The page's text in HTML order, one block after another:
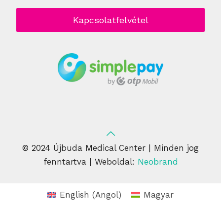
Kapcsolatfelvétel
© 2024 Újbuda Medical Center | Minden jog
fenntartva | Weboldal: Neobrand
English (Angol) Magyar